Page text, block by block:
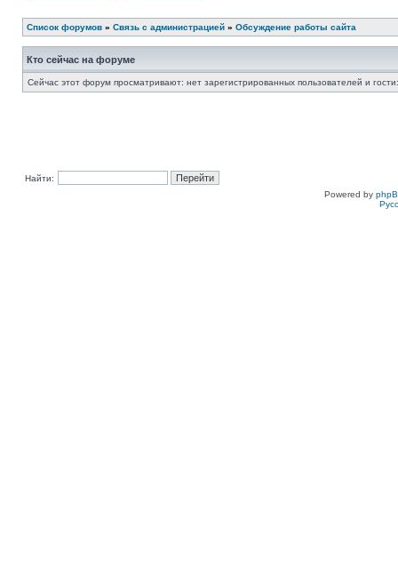
Список форумов » Связь с администрацией » Обсуждение работы сайта
Кто сейчас на форуме
Сейчас этот форум просматривают: нет зарегистрированных пользователей и
Найти:
Powered by